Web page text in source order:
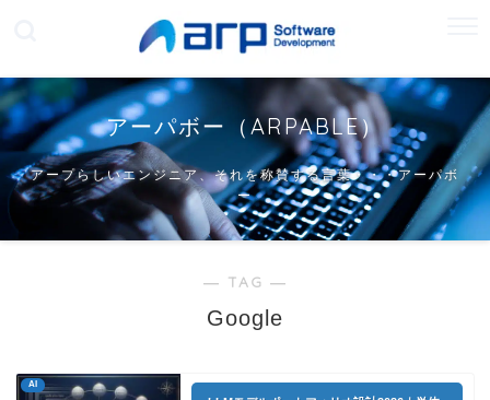
アーパボー（ARPABLE）
アープらしいエンジニア、それを称賛する言葉・・・アーパボ
ー
― TAG ―
Google
AI